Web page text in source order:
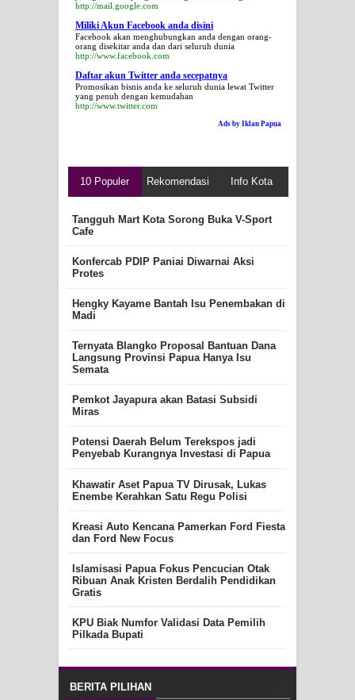
http://mail.google.com
Miliki Akun Facebook anda disini
Facebook akan menghubungkan anda dengan orang-
orang disekitar anda dan dari seluruh dunia
http://www.facebook.com
Daftar akun Twitter anda secepatnya
Promosikan bisnis anda ke seluruh dunia lewat Twitter
yang penuh dengan kemudahan
http://www.twitter.com
Ads by Iklan Papua
10 Populer Rekomendasi Info Kota
Tangguh Mart Kota Sorong Buka V-Sport
Cafe
Konfercab PDIP Paniai Diwarnai Aksi
Protes
Hengky Kayame Bantah Isu Penembakan di
Madi
Ternyata Blangko Proposal Bantuan Dana
Langsung Provinsi Papua Hanya Isu
Semata
Pemkot Jayapura akan Batasi Subsidi
Miras
Potensi Daerah Belum Terekspos jadi
Penyebab Kurangnya Investasi di Papua
Khawatir Aset Papua TV Dirusak, Lukas
Enembe Kerahkan Satu Regu Polisi
Kreasi Auto Kencana Pamerkan Ford Fiesta
dan Ford New Focus
Islamisasi Papua Fokus Pencucian Otak
Ribuan Anak Kristen Berdalih Pendidikan
Gratis
KPU Biak Numfor Validasi Data Pemilih
Pilkada Bupati
BERITA PILIHAN